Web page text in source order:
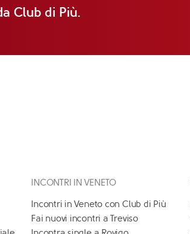
Club di Più.
INCONTRI IN VENETO
Incontri in Veneto con Club di Più
Fai nuovi incontri a Treviso